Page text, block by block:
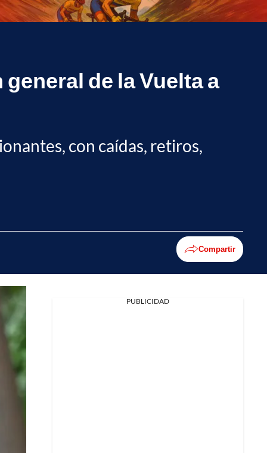
de la Vuelta a
con caídas, retiros,
Compartir
PUBLICIDAD